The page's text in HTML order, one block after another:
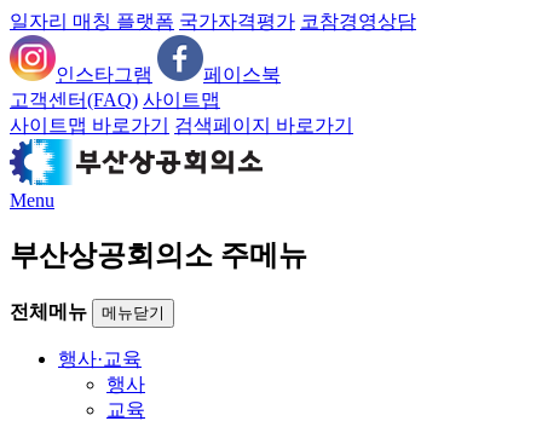
일자리 매칭 플랫폼 국가자격평가 코참경영상담
인스타그램
페이스북
고객센터(FAQ) 사이트맵
사이트맵 바로가기
검색페이지 바로가기
Menu
부산상공회의소 주메뉴
전체메뉴 메뉴닫기
행사·교육
행사
교육